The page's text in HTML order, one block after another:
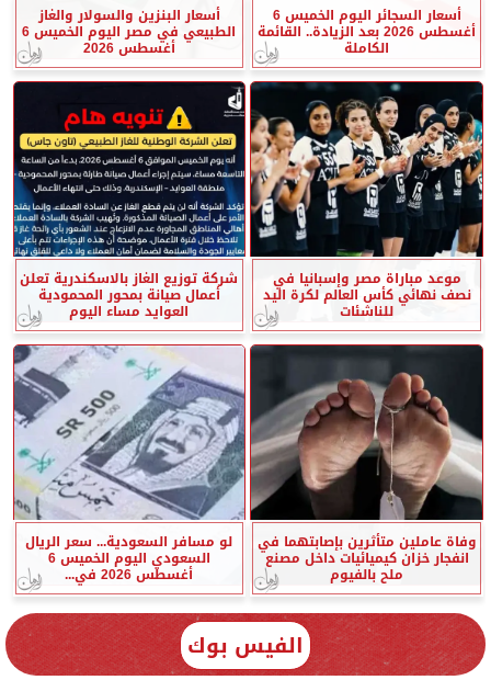
أسعار السجائر اليوم الخميس 6
أغسطس 2026 بعد الزيادة.. القائمة
الكاملة
أسعار البنزين والسولار والغاز
الطبيعي في مصر اليوم الخميس 6
أغسطس 2026
موعد مباراة مصر وإسبانيا في
نصف نهائي كأس العالم لكرة اليد
للناشئات
شركة توزيع الغاز بالاسكندرية تعلن
أعمال صيانة بمحور المحمودية
العوايد مساء اليوم
وفاة عاملين متأثرين بإصابتهما في
انفجار خزان كيميائيات داخل مصنع
ملح بالفيوم
لو مسافر السعودية... سعر الريال
السعودي اليوم الخميس 6
أغسطس 2026 في...
الفيس بوك